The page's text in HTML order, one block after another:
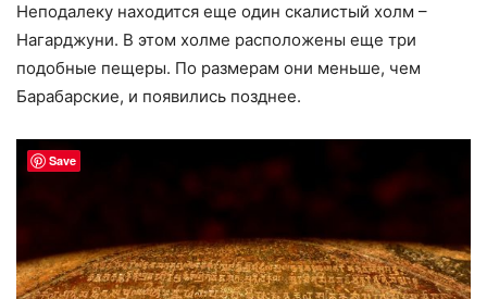
Неподалеку находится еще один скалистый холм –
Нагарджуни. В этом холме расположены еще три
подобные пещеры. По размерам они меньше, чем
Барабарские, и появились позднее.
Save